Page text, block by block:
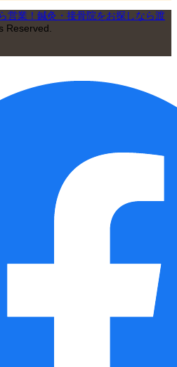
営業！鍼灸・接骨院をお探しなら渡
Reserved.